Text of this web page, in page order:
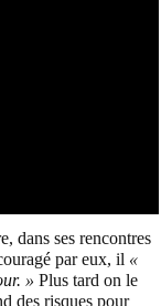
dans ses rencontres
par eux, il «
» Plus tard on le
des risques pour